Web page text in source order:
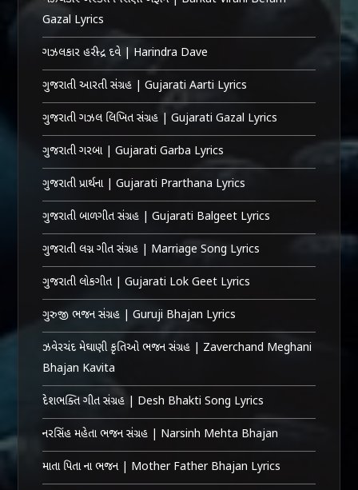
Gazal Lyrics
ગઝલકાર હરીન્દ્ર દવે | Harindra Dave
ગુજરાતી આરતી સંગ્રહ | Gujarati Aarti Lyrics
ગુજરાતી ગઝલ લિખિત સંગ્રહ | Gujarati Gazal Lyrics
ગુજરાતી ગરબા | Gujarati Garba Lyrics
ગુજરાતી પ્રાર્થના | Gujarati Prarthana Lyrics
ગુજરાતી બાળગીત સંગ્રહ | Gujarati Balgeet Lyrics
ગુજરાતી લગ્ન ગીત સંગ્રહ | Marriage Song Lyrics
ગુજરાતી લોકગીત | Gujarati Lok Geet Lyrics
ગુરુજી ભજન સંગ્રહ | Guruji Bhajan Lyrics
ઝવેરચંદ મેઘાણી કૃતિઓ ભજન સંગ્રહ | Zaverchand Meghani
Bhajan Kavita
દેશભક્તિ ગીત સંગ્રહ | Desh Bhakti Song Lyrics
નરસિંહ મહેતા ભજન સંગ્રહ | Narsinh Mehta Bhajan
માતા પિતા ના ભજન | Mother Father Bhajan Lyrics